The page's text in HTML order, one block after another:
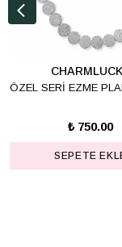
ÖZEL SERİ EZME
₺ 750.00
SEPETE